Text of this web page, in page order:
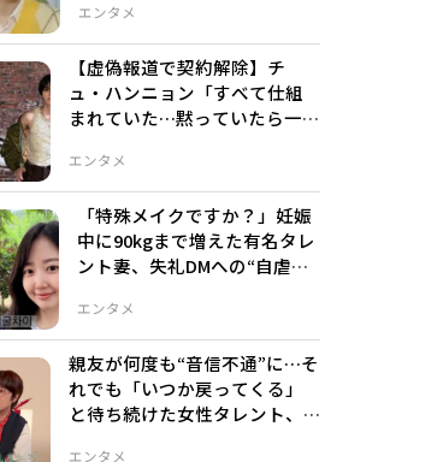
エンタメ
エンタメ
【虚偽報道で契約解除】チ
ュ・ハンニョン「すべて仕組
まれていた…黙っていたら一生
エンタメ
「特殊メイクですか？」妊娠
中に90kgまで増えた有名タレ
ント妻、失礼DMへの“自虐返
エンタメ
親友が何度も“音信不通”に…そ
れでも「いつか戻ってくる」
と待ち続けた女性タレント、3